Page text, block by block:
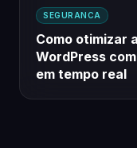
SEGURANCA
Como otimizar
WordPress
em tempo real